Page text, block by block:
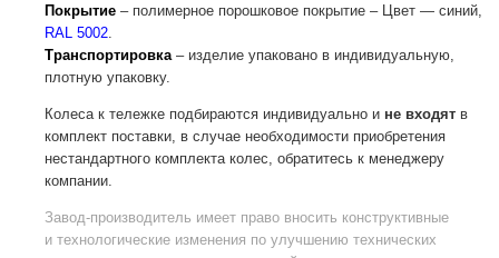
Покрытие – полимерное порошковое покрытие – Цвет — синий,
RAL 5002
Транспортировка – изделие упаковано в индивидуальную,
плотную упаковку.
Колеса к тележке подбираются индивидуально и не входят в
комплект поставки, в случае необходимости приобретения
нестандартного комплекта колес, обратитесь к менеджеру
компании.
Завод-производитель имеет право вносить конструктивные
и технологические изменения по улучшению технических